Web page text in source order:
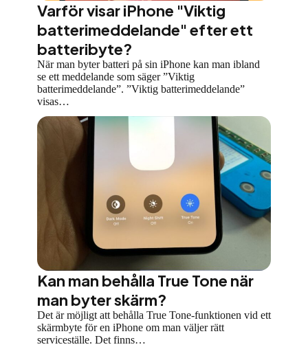
Varför visar iPhone "Viktig
batterimeddelande" efter ett
batteribyte?
När man byter batteri på sin iPhone kan man ibland
se ett meddelande som säger ”Viktig
batterimeddelande”. ”Viktig batterimeddelande”
visas…
Kan man behålla True Tone när
man byter skärm?
Det är möjligt att behålla True Tone-funktionen vid ett
skärmbyte för en iPhone om man väljer rätt
serviceställe. Det finns…